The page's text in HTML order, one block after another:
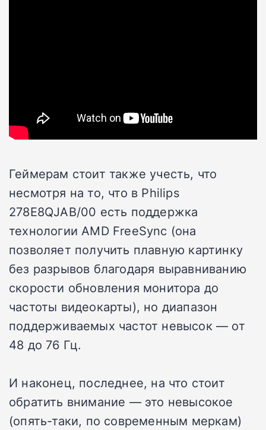
Геймерам стоит также учесть, что
несмотря на то, что в Philips
278E8QJAB/00 есть поддержка
технологии AMD FreeSync (она
позволяет получить плавную картинку
без разрывов благодаря выравниванию
скорости обновления монитора до
частоты видеокарты), но диапазон
поддерживаемых частот невысок — от
48 до 76 Гц.
И наконец, последнее, на что стоит
обратить внимание — это невысокое
(опять-таки, по современным меркам)